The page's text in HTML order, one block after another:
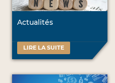
Actualités
LIRE LA SUITE